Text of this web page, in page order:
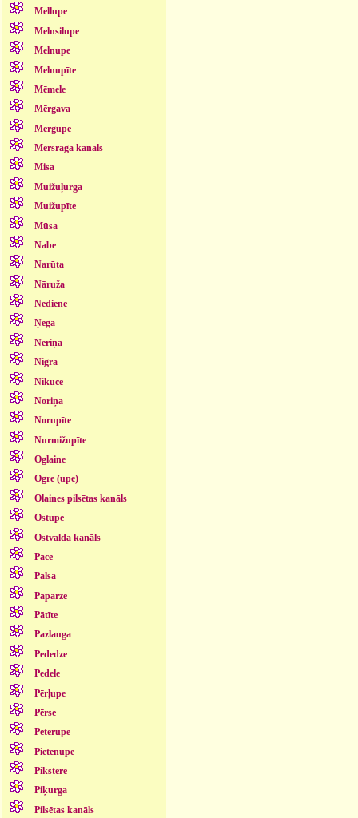
Mellupe
Melnsilupe
Melnupe
Melnupīte
Mēmele
Mērgava
Mergupe
Mērsraga kanāls
Misa
Muižuļurga
Muižupīte
Mūsa
Nabe
Narūta
Nāruža
Nediene
Ņega
Neriņa
Nigra
Nikuce
Noriņa
Norupīte
Nurmižupīte
Oglaine
Ogre (upe)
Olaines pilsētas kanāls
Ostupe
Ostvalda kanāls
Pāce
Palsa
Paparze
Pātīte
Pazlauga
Pededze
Pedele
Pērļupe
Pērse
Pēterupe
Pietēnupe
Pikstere
Piķurga
Pilsētas kanāls